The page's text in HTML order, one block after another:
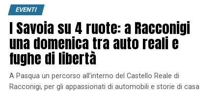
EVENTI
I Savoia su 4 ruote: a Racconigi
una domenica tra auto reali e
fughe di libertà
A Pasqua un percorso all’interno del Castello Reale di
Racconigi, per gli appassionati di automobili e storie di casa